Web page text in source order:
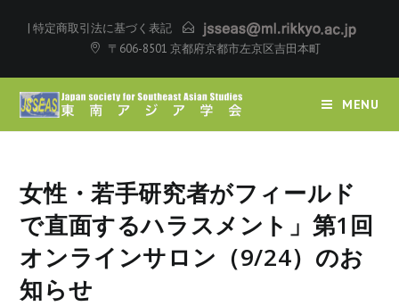
| 特定商取引法に基づく表記
〒606-8501 京都府京都市左京区吉田本町
MENU
女性・若手研究者がフィールド
で直面するハラスメント」第1回
オンラインサロン（9/24）のお
知らせ